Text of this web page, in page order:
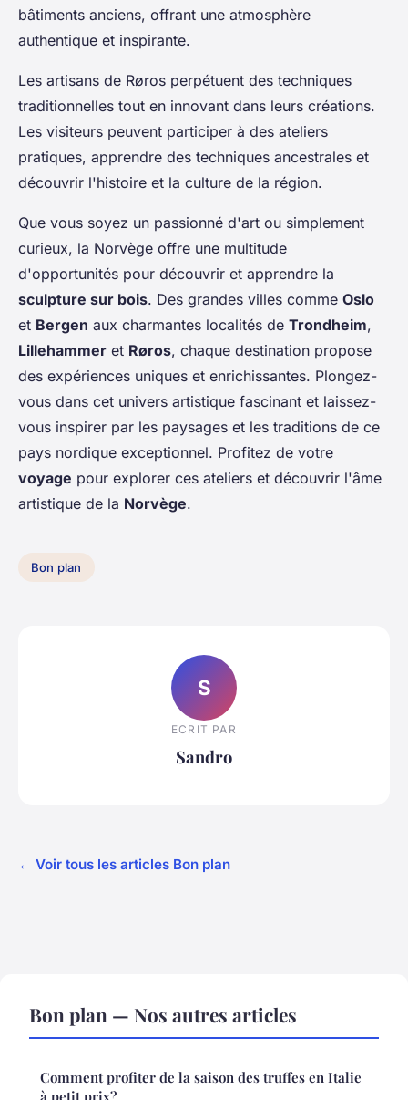
bâtiments anciens, offrant une atmosphère
authentique et inspirante.
Les artisans de Røros perpétuent des techniques
traditionnelles tout en innovant dans leurs créations.
Les visiteurs peuvent participer à des ateliers
pratiques, apprendre des techniques ancestrales et
découvrir l'histoire et la culture de la région.
Que vous soyez un passionné d'art ou simplement
curieux, la Norvège offre une multitude
d'opportunités pour découvrir et apprendre la
sculpture sur bois. Des grandes villes comme Oslo
et Bergen aux charmantes localités de Trondheim,
Lillehammer et Røros, chaque destination propose
des expériences uniques et enrichissantes. Plongez-
vous dans cet univers artistique fascinant et laissez-
vous inspirer par les paysages et les traditions de ce
pays nordique exceptionnel. Profitez de votre
voyage pour explorer ces ateliers et découvrir l'âme
artistique de la Norvège.
Bon plan
S
ECRIT PAR
Sandro
← Voir tous les articles Bon plan
Bon plan — Nos autres articles
Comment profiter de la saison des truffes en Italie